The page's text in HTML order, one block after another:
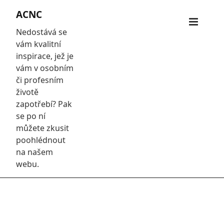
content
ACNC
Nedostává se
vám kvalitní
inspirace, jež je
vám v osobním
či profesním
životě
zapotřebí? Pak
se po ní
můžete zkusit
poohlédnout
na našem
webu.